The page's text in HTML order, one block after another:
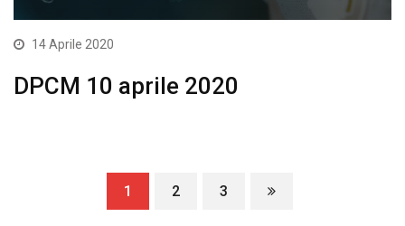
14 Aprile 2020
DPCM 10 aprile 2020
1 2 3